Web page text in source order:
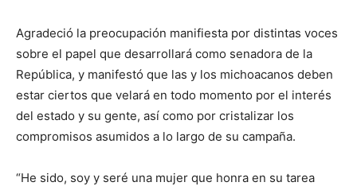
Agradeció la preocupación manifiesta por distintas voces
sobre el papel que desarrollará como senadora de la
República, y manifestó que las y los michoacanos deben
estar ciertos que velará en todo momento por el interés
del estado y su gente, así como por cristalizar los
compromisos asumidos a lo largo de su campaña.
“He sido, soy y seré una mujer que honra en su tarea